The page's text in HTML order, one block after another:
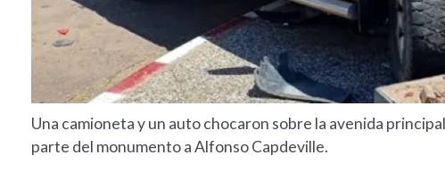
Una camioneta y un auto chocaron sobre la avenida
parte del monumento a Alfonso Capdeville.